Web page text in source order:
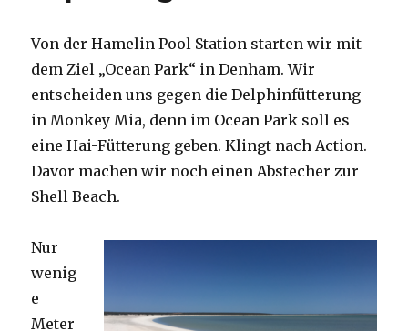
Von der Hamelin Pool Station starten wir mit
dem Ziel „Ocean Park“ in Denham. Wir
entscheiden uns gegen die Delphinfütterung
in Monkey Mia, denn im Ocean Park soll es
eine Hai-Fütterung geben. Klingt nach Action.
Davor machen wir noch einen Abstecher zur
Shell Beach.
Nur
wenig
e
Meter